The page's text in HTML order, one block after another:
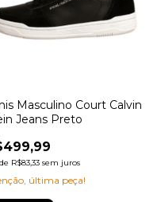
Masculino Court Calvin
Jeans Preto
de R$83,33 sem juros
última peça!